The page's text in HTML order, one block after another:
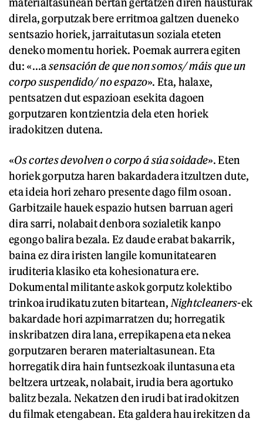
direla, gorputzak bere erritmoa galtzen dueneko
sentsazio horiek, jarraitutasun soziala eteten
deneko momentu horiek. Poemak aurrera egiten
du: «...asensación de que non somos/ máis que un
corpo suspendido/ no espazo». Eta, halaxe,
pentsatzen dut espazioan esekita dagoen
gorputzaren kontzientzia dela eten horiek
iradokitzen dutena.
«Os cortes devolven o corpo á súa soidade». Eten
horiek gorputza haren bakardadera itzultzen dute,
eta ideia hori zeharo presente dago film osoan.
Garbitzaile hauek espazio hutsen barruan ageri
dira sarri, nolabait denbora sozialetik kanpo
egongo balira bezala. Ez daude erabat bakarrik,
baina ez dira iristen langile komunitatearen
iruditeria klasiko eta kohesionatura ere.
Dokumental militante askok gorputz kolektibo
trinkoa irudikatu zuten bitartean, Nightcleaners-ek
bakardade hori azpimarratzen du; horregatik
inskribatzen dira lana, errepikapena eta nekea
gorputzaren beraren materialtasunean. Eta
horregatik dira hain funtsezkoak iluntasuna eta
beltzera urtzeak, nolabait, irudia bera agortuko
balitz bezala. Nekatzen den irudi bat iradokitzen
du filmak etengabean. Eta galdera hau irekitzen da